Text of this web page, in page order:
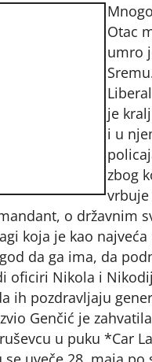
Otac
umro
je
i u
zbog
o državnim
koja je kao
da ga ima, da
oficiri Nikola i
ih pozdravljaju
Genčić je
u puku *Car